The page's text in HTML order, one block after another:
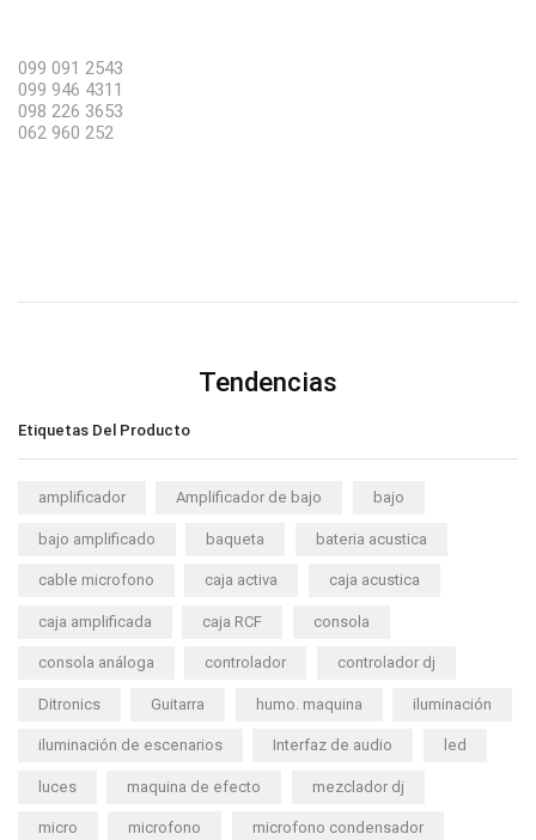
099 091 2543
099 946 4311
098 226 3653
062 960 252
Tendencias
Etiquetas Del Producto
amplificador Amplificador de bajo bajo
bajo amplificado baqueta bateria acustica
cable microfono caja activa caja acustica
caja amplificada caja RCF consola
consola análoga controlador controlador dj
Ditronics Guitarra humo. maquina iluminación
iluminación de escenarios Interfaz de audio led
luces maquina de efecto mezclador dj
micro microfono microfono condensador